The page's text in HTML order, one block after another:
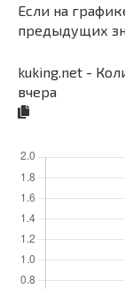
Если на
предыдущих
kuking.net -
вчера